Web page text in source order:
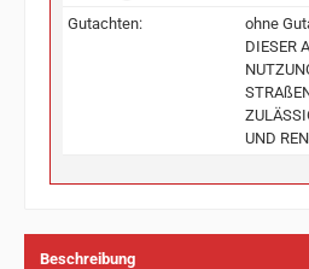
Gutachten:
ohne
DIESER
UND
Beschreibung